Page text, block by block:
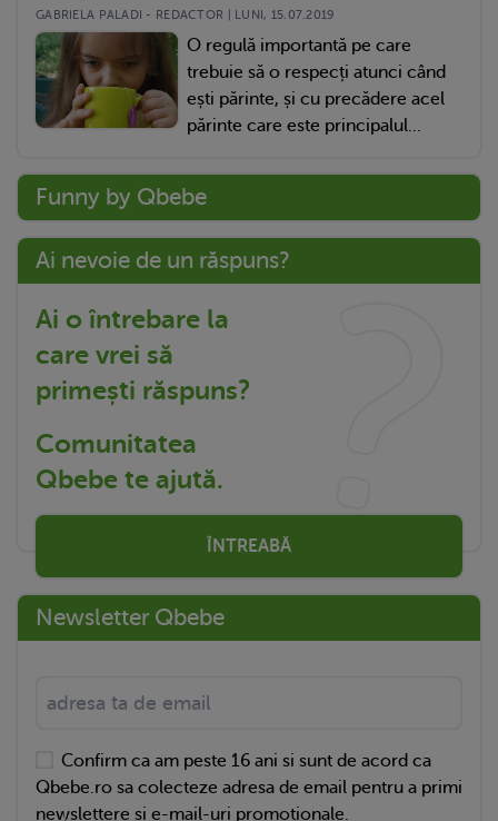
GABRIELA PALADI - REDACTOR | LUNI, 15.07.2019
O regulă importantă pe care
trebuie să o respecți atunci când
ești părinte, și cu precădere acel
părinte care este principalul...
Funny by Qbebe
Ai nevoie de un răspuns?
Ai o întrebare la
care vrei să
primești răspuns?
Comunitatea
Qbebe te ajută.
ÎNTREABĂ
Newsletter Qbebe
Confirm ca am peste 16 ani si sunt de acord ca
Qbebe.ro sa colecteze adresa de email pentru a primi
newslettere si e-mail-uri promotionale.